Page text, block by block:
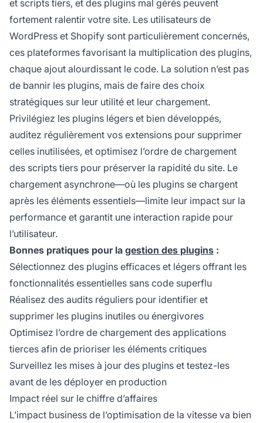
et scripts tiers, et des plugins mal gérés peuvent
fortement ralentir votre site. Les utilisateurs de
WordPress et Shopify sont particulièrement concernés,
ces plateformes favorisant la multiplication des plugins,
chaque ajout alourdissant le code. La solution n’est pas
de bannir les plugins, mais de faire des choix
stratégiques sur leur utilité et leur chargement.
Privilégiez les plugins légers et bien développés,
auditez régulièrement vos extensions pour supprimer
celles inutilisées, et optimisez l’ordre de chargement
des scripts tiers pour préserver la rapidité du site. Le
chargement asynchrone—où les plugins se chargent
après les éléments essentiels—limite leur impact sur la
performance et garantit une interaction rapide pour
l’utilisateur.
Bonnes pratiques pour la gestion des plugins :
Sélectionnez des plugins efficaces et légers offrant les
fonctionnalités essentielles sans code superflu
Réalisez des audits réguliers pour identifier et
supprimer les plugins inutiles ou énergivores
Optimisez l’ordre de chargement des applications
tierces afin de prioriser les éléments critiques
Surveillez les mises à jour des plugins et testez-les
avant de les déployer en production
Impact réel sur le chiffre d’affaires
L’impact business de l’optimisation de la vitesse va bien